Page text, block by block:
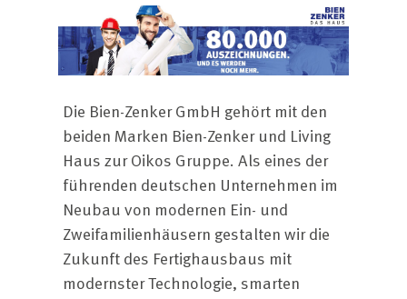
Die Bien-Zenker GmbH gehört mit den
beiden Marken Bien-Zenker und Living
Haus zur Oikos Gruppe. Als eines der
führenden deutschen Unternehmen im
Neubau von modernen Ein- und
Zweifamilienhäusern gestalten wir die
Zukunft des Fertighausbaus mit
modernster Technologie, smarten